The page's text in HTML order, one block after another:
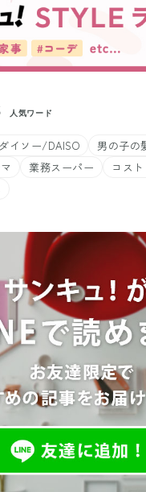
人気ワード
ダイソー/DAISO
男の子の
業務スーパー コスト